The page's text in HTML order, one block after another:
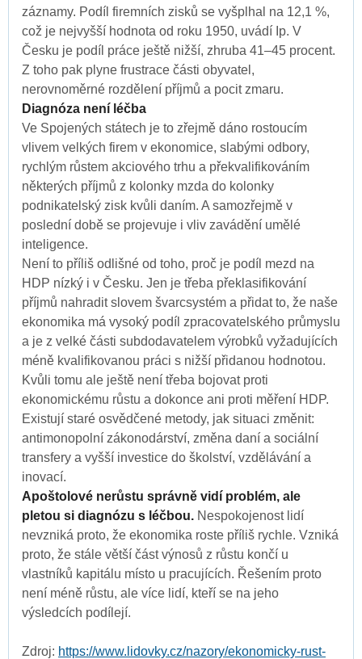
záznamy. Podíl firemních zisků se vyšplhal na 12,1 %,
což je nejvyšší hodnota od roku 1950, uvádí Ip. V
Česku je podíl práce ještě nižší, zhruba 41–45 procent.
Z toho pak plyne frustrace části obyvatel,
nerovnoměrné rozdělení příjmů a pocit zmaru.
Diagnóza není léčba
Ve Spojených státech je to zřejmě dáno rostoucím
vlivem velkých firem v ekonomice, slabými odbory,
rychlým růstem akciového trhu a překvalifikováním
některých příjmů z kolonky mzda do kolonky
podnikatelský zisk kvůli daním. A samozřejmě v
poslední době se projevuje i vliv zavádění umělé
inteligence.
Není to příliš odlišné od toho, proč je podíl mezd na
HDP nízký i v Česku. Jen je třeba překlasifikování
příjmů nahradit slovem švarcsystém a přidat to, že naše
ekonomika má vysoký podíl zpracovatelského průmyslu
a je z velké části subdodavatelem výrobků vyžadujících
méně kvalifikovanou práci s nižší přidanou hodnotou.
Kvůli tomu ale ještě není třeba bojovat proti
ekonomickému růstu a dokonce ani proti měření HDP.
Existují staré osvědčené metody, jak situaci změnit:
antimonopolní zákonodárství, změna daní a sociální
transfery a vyšší investice do školství, vzdělávání a
inovací.
Apoštolové nerůstu správně vidí problém, ale
pletou si diagnózu s léčbou. Nespokojenost lidí
nevzniká proto, že ekonomika roste příliš rychle. Vzniká
proto, že stále větší část výnosů z růstu končí u
vlastníků kapitálu místo u pracujících. Řešením proto
není méně růstu, ale více lidí, kteří se na jeho
výsledcích podílejí.
Zdroj: https://www.lidovky.cz/nazory/ekonomicky-rust-